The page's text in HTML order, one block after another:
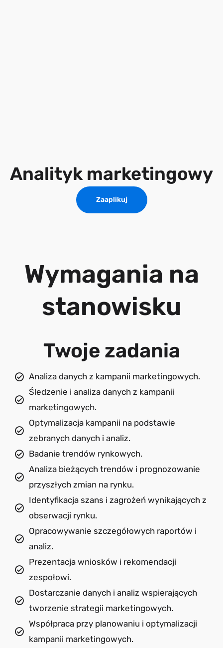
Analityk marketingowy
Zaaplikuj
Wymagania na
stanowisku
Twoje zadania
Analiza danych z kampanii marketingowych.
Śledzenie i analiza danych z kampanii
marketingowych.
Optymalizacja kampanii na podstawie
zebranych danych i analiz.
Badanie trendów rynkowych.
Analiza bieżących trendów i prognozowanie
przyszłych zmian na rynku.
Identyfikacja szans i zagrożeń wynikających z
obserwacji rynku.
Opracowywanie szczegółowych raportów i
analiz.
Prezentacja wniosków i rekomendacji
zespołowi.
Dostarczanie danych i analiz wspierających
tworzenie strategii marketingowych.
Współpraca przy planowaniu i optymalizacji
kampanii marketingowych.